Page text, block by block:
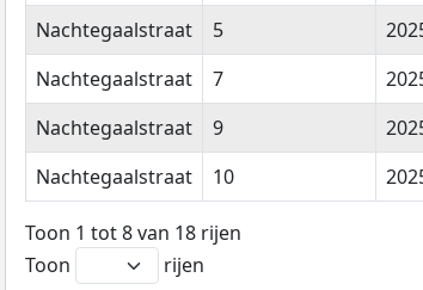
Nachtegaalstraat
5
Nachtegaalstraat
7
Nachtegaalstraat
9
Nachtegaalstraat
10
Toon 1 tot 8 van 18 rijen
Toon
rijen